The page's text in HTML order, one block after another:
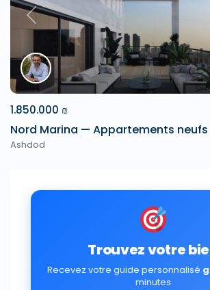
Previous
1.850.000 ₪
Nord Marina — Appartements neufs
Ashdod
Trouvez votre
Recevez votre guide personnalisé
minutes